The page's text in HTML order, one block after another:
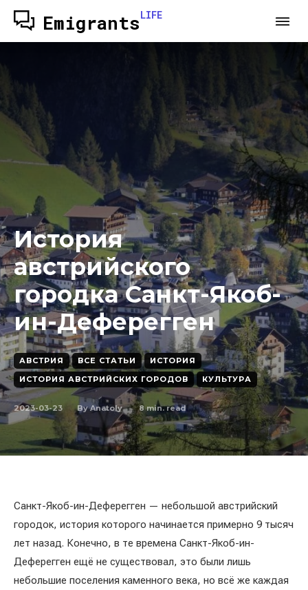
EmigrantsLIFE
История
австрийского
городка Санкт-Якоб-
ин-Деферегген
АВСТРИЯ ВСЕ СТАТЬИ
ИСТОРИЯ
ИСТОРИЯ АВСТРИЙСКИХ ГОРОДОВ
КУЛЬТУРА
2023-03-23 By Anatoly 8min. read
Санкт-Якоб-ин-Деферегген — небольшой австрийский
городок, история которого начинается примерно 9 тысяч
лет назад. Конечно, в те времена Санкт-Якоб-ин-
Деферегген ещё не существовал, это были лишь
небольшие поселения каменного века, но всё же каждая